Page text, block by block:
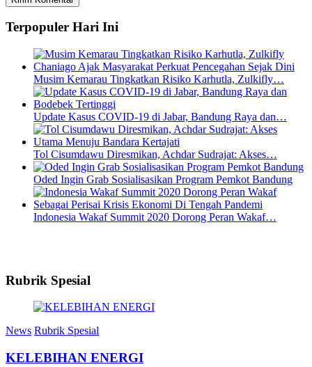
Terpopuler Hari Ini
Musim Kemarau Tingkatkan Risiko Karhutla, Zulkifly…
Update Kasus COVID-19 di Jabar, Bandung Raya dan…
Tol Cisumdawu Diresmikan, Achdar Sudrajat: Akses…
Oded Ingin Grab Sosialisasikan Program Pemkot Bandung
Indonesia Wakaf Summit 2020 Dorong Peran Wakaf…
Rubrik Spesial
News Rubrik Spesial
KELEBIHAN ENERGI